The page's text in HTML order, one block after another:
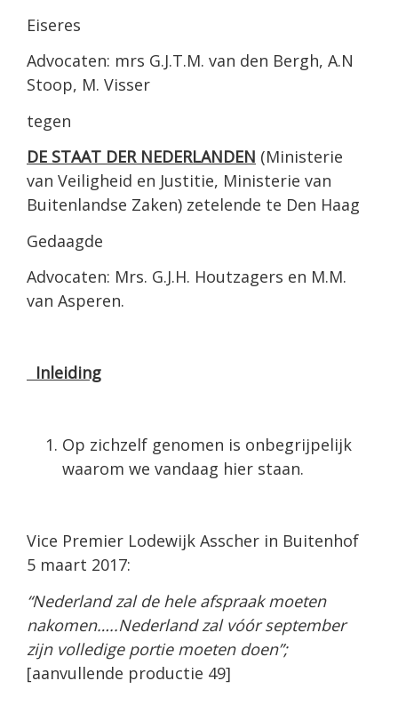
Eiseres
Advocaten: mrs G.J.T.M. van den Bergh, A.N
Stoop, M. Visser
tegen
DE STAAT DER NEDERLANDEN (Ministerie
van Veiligheid en Justitie, Ministerie van
Buitenlandse Zaken) zetelende te Den Haag
Gedaagde
Advocaten: Mrs. G.J.H. Houtzagers en M.M.
van Asperen.
Inleiding
Op zichzelf genomen is onbegrijpelijk
waarom we vandaag hier staan.
Vice Premier Lodewijk Asscher in Buitenhof
5 maart 2017:
“Nederland zal de hele afspraak moeten
nakomen…..Nederland zal vóór september
zijn volledige portie moeten doen”;
[aanvullende productie 49]